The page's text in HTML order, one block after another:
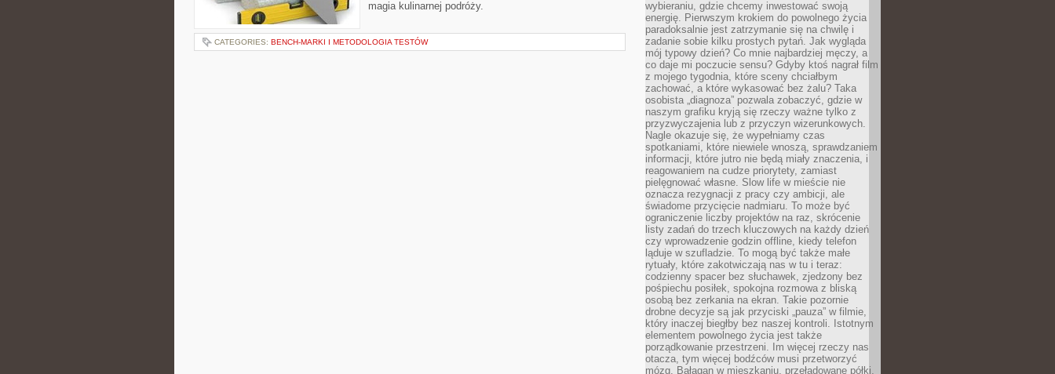
magia kulinarnej podróży.
CATEGORIES: BENCH-MARKI I METODOLOGIA TESTÓW
wybieraniu, gdzie chcemy inwestować swoją
energię. Pierwszym krokiem do powolnego życia
paradoksalnie jest zatrzymanie się na chwilę i
zadanie sobie kilku prostych pytań. Jak wygląda
mój typowy dzień? Co mnie najbardziej męczy, a
co daje mi poczucie sensu? Gdyby ktoś nagrał film
z mojego tygodnia, które sceny chciałbym
zachować, a które wykasować bez żalu? Taka
osobista „diagnoza” pozwala zobaczyć, gdzie w
naszym grafiku kryją się rzeczy ważne tylko z
przyzwyczajenia lub z przyczyn wizerunkowych.
Nagle okazuje się, że wypełniamy czas
spotkaniami, które niewiele wnoszą, sprawdzaniem
informacji, które jutro nie będą miały znaczenia, i
reagowaniem na cudze priorytety, zamiast
pielęgnować własne. Slow life w mieście nie
oznacza rezygnacji z pracy czy ambicji, ale
świadome przycięcie nadmiaru. To może być
ograniczenie liczby projektów na raz, skrócenie
listy zadań do trzech kluczowych na każdy dzień
czy wprowadzenie godzin offline, kiedy telefon
ląduje w szufladzie. To mogą być także małe
rytuały, które zakotwiczają nas w tu i teraz:
codzienny spacer bez słuchawek, zjedzony bez
pośpiechu posiłek, spokojna rozmowa z bliską
osobą bez zerkania na ekran. Takie pozornie
drobne decyzje są jak przyciski „pauza” w filmie,
który inaczej biegłby bez naszej kontroli. Istotnym
elementem powolnego życia jest także
porządkowanie przestrzeni. Im więcej rzeczy nas
otacza, tym więcej bodźców musi przetworzyć
mózg. Bałagan w mieszkaniu, przeładowane półki,